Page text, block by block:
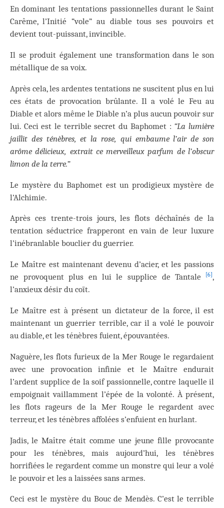
En dominant les tentations passionnelles durant le Saint
Carême, l’Initié “vole” au diable tous ses pouvoirs et
devient tout-puissant, invincible.
Il se produit également une transformation dans le son
métallique de sa voix.
Après cela, les ardentes tentations ne suscitent plus en lui
ces états de provocation brûlante. Il a volé le Feu au
Diable et alors même le Diable n’a plus aucun pouvoir sur
lui. Ceci est le terrible secret du Baphomet : “La lumière
jaillit des ténèbres, et la rose, qui embaume l’air de son
arôme délicieux, extrait ce merveilleux parfum de l’obscur
limon de la terre.”
Le mystère du Baphomet est un prodigieux mystère de
l’Alchimie.
Après ces trente-trois jours, les flots déchaînés de la
tentation séductrice frapperont en vain de leur luxure
l’inébranlable bouclier du guerrier.
Le Maître est maintenant devenu d’acier, et les passions
ne provoquent plus en lui le supplice de Tantale
[6] ,
l’anxieux désir du coït.
Le Maître est à présent un dictateur de la force, il est
maintenant un guerrier terrible, car il a volé le pouvoir
au diable, et les ténèbres fuient, épouvantées.
Naguère, les flots furieux de la Mer Rouge le regardaient
avec une provocation infinie et le Maître endurait
l’ardent supplice de la soif passionnelle, contre laquelle il
empoignait vaillamment l’épée de la volonté. À présent,
les flots rageurs de la Mer Rouge le regardent avec
terreur, et les ténèbres affolées s’enfuient en hurlant.
Jadis, le Maître était comme une jeune fille provocante
pour les ténèbres, mais aujourd’hui, les ténèbres
horrifiées le regardent comme un monstre qui leur a volé
le pouvoir et les a laissées sans armes.
Ceci est le mystère du Bouc de Mendès. C’est le terrible